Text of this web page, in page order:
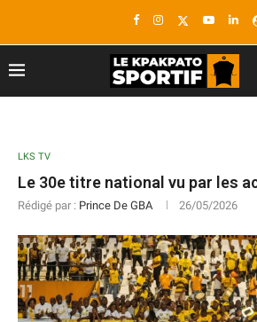
LKS TV
Le 30e titre national vu par les
Rédigé par : Prince De GBA 26/05/2026